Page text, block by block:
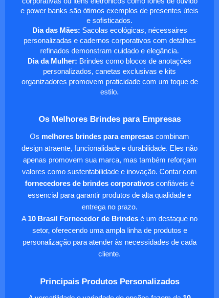
e power banks são ótimos exemplos de presentes úteis
e sofisticados.
Dia das Mães: Sacolas ecológicas, nécessaires
personalizadas e cadernos corporativos com detalhes
refinados demonstram cuidado e elegância.
Dia da Mulher: Brindes como blocos de anotações
personalizados, canetas exclusivas e kits
organizadores promovem praticidade com um toque de
estilo.
Os Melhores Brindes para Empresas
Os melhores brindes para empresas combinam
design atraente, funcionalidade e durabilidade. Eles não
apenas promovem sua marca, mas também reforçam
valores como sustentabilidade e inovação. Contar com
fornecedores de brindes corporativos confiáveis é
essencial para garantir produtos de alta qualidade e
entrega no prazo.
A 10 Brasil Fornecedor de Brindes é um destaque no
setor, oferecendo uma ampla linha de produtos e
personalização para atender às necessidades de cada
cliente.
Principais Produtos Personalizados